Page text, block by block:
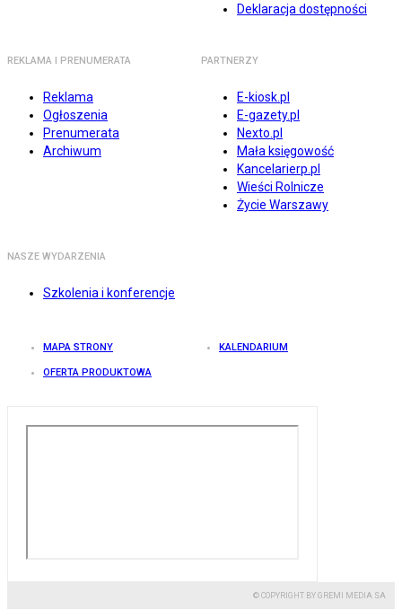
Deklaracja dostępności
REKLAMA I PRENUMERATA
Reklama
Ogłoszenia
Prenumerata
Archiwum
PARTNERZY
E-kiosk.pl
E-gazety.pl
Nexto.pl
Mała księgowość
Kancelarierp.pl
Wieści Rolnicze
Życie Warszawy
NASZE WYDARZENIA
Szkolenia i konferencje
MAPA STRONY KALENDARIUM
OFERTA PRODUKTOWA
© COPYRIGHT BY GREMI MEDIA SA